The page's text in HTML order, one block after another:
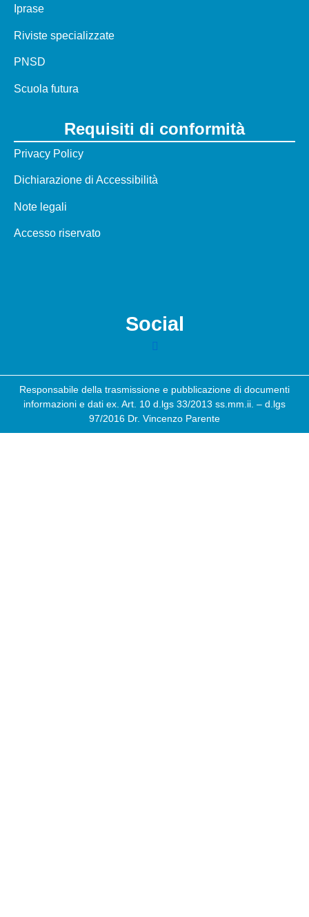
Iprase
Riviste specializzate
PNSD
Scuola futura
Requisiti di conformità
Privacy Policy
Dichiarazione di Accessibilità
Note legali
Accesso riservato
Social
Responsabile della trasmissione e pubblicazione di documenti
informazioni e dati ex. Art. 10 d.lgs 33/2013 ss.mm.ii. – d.lgs
97/2016 Dr. Vincenzo Parente